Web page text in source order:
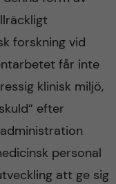
forskning vid
får inte
klinisk miljö,
efter
personal
att ge sig